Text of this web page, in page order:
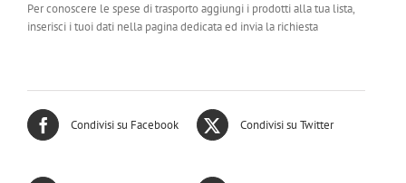
PVC
Per conoscere le spese di trasporto aggiungi i prodotti alla tua lista,
inserisci i tuoi dati nella pagina dedicata ed invia la richiesta
Condivisi su Facebook Condivisi su Twitter